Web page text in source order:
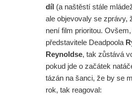
díl (a naštěstí stále
ale objevovaly se zprávy,
není film prioritou.
představitele Deadpoola
Reynoldse, tak zůstává
pokud jde o začátek
tázán na šanci, že by se
rok, tak reagoval: